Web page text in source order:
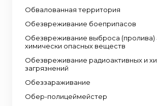
Обвалованная территория
Обезвреживание боеприпасов
Обезвреживание выброса (пролива)
химически опасных веществ
Обезвреживание радиоактивных и
загрязнений
Обеззараживание
Обер-полицеймейстер